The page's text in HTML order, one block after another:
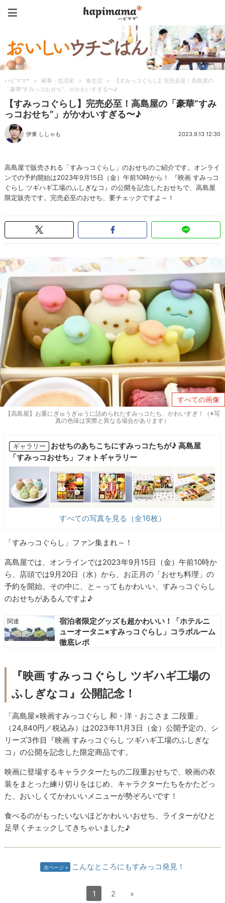
ハピママ* > 家事・生活術 > 食生活 >
【すみっコぐらし】完売必至！高島屋の
「豪華“すみっコおせち”」がかわいすぎる〜♪
【すみっコぐらし】完売必至！高島屋の「豪華“すみ
っコおせち”」がかわいすぎる〜♪
伊東 ししゃも 2023.9.13 12:30
高島屋で販売される「すみっコぐらし」のおせちのご紹介です。オンライ
ンでの予約開始は2023年9月15日（金）午前10時から！ 『映画 すみっコ
ぐらし ツギハギ工場のふしぎなコ』の公開を記念したおせちで、高島屋
限定販売です。完売必至のおせち、要チェックですよ～！
すべての画像
【高島屋】お重にぎゅうぎゅうに詰められたすみっコたち、かわいすぎ！（※写
真の色味は実際と異なる場合があります）
ギャラリー
おせちのあちこちにすみっコたちが♪ 高島屋
「すみっコおせち」フォトギャラリー
すべての写真を見る（全16枚）
「すみっコぐらし」ファン集まれ～！
高島屋では、オンラインでは2023年9月15日（金）午前10時か
ら、店頭では9月20日（水）から、お正月の「おせち料理」の
予約を開始。その中に、と～ってもかわいい、すみっコぐらし
のおせちがあるんですよ♪
宿泊者限定グッズも超かわいい！「ホテルニ
ューオータニ×すみっコぐらし」コラボルーム
徹底レポ
『映画 すみっコぐらし ツギハギ工場の
ふしぎなコ』公開記念！
「高島屋×映画すみっコぐらし 和・洋・おこさま 二段重」
（24,840円／税込み）は2023年11月3日（金）公開予定の、シ
リーズ3作目『映画 すみっコぐらし ツギハギ工場のふしぎな
コ』の公開を記念した限定商品です。
映画に登場するキャラクターたちの二段重おせちで、映画の衣
装をまとった練り切りをはじめ、キャラクターたちをかたどっ
た、おいしくてかわいいメニューが勢ぞろいです！
食べるのがもったいないほどかわいいおせち、ライターがひと
足早くチェックしてきちゃいました♪
次ページ こんなところにもすみっコ発見！
1 2 »